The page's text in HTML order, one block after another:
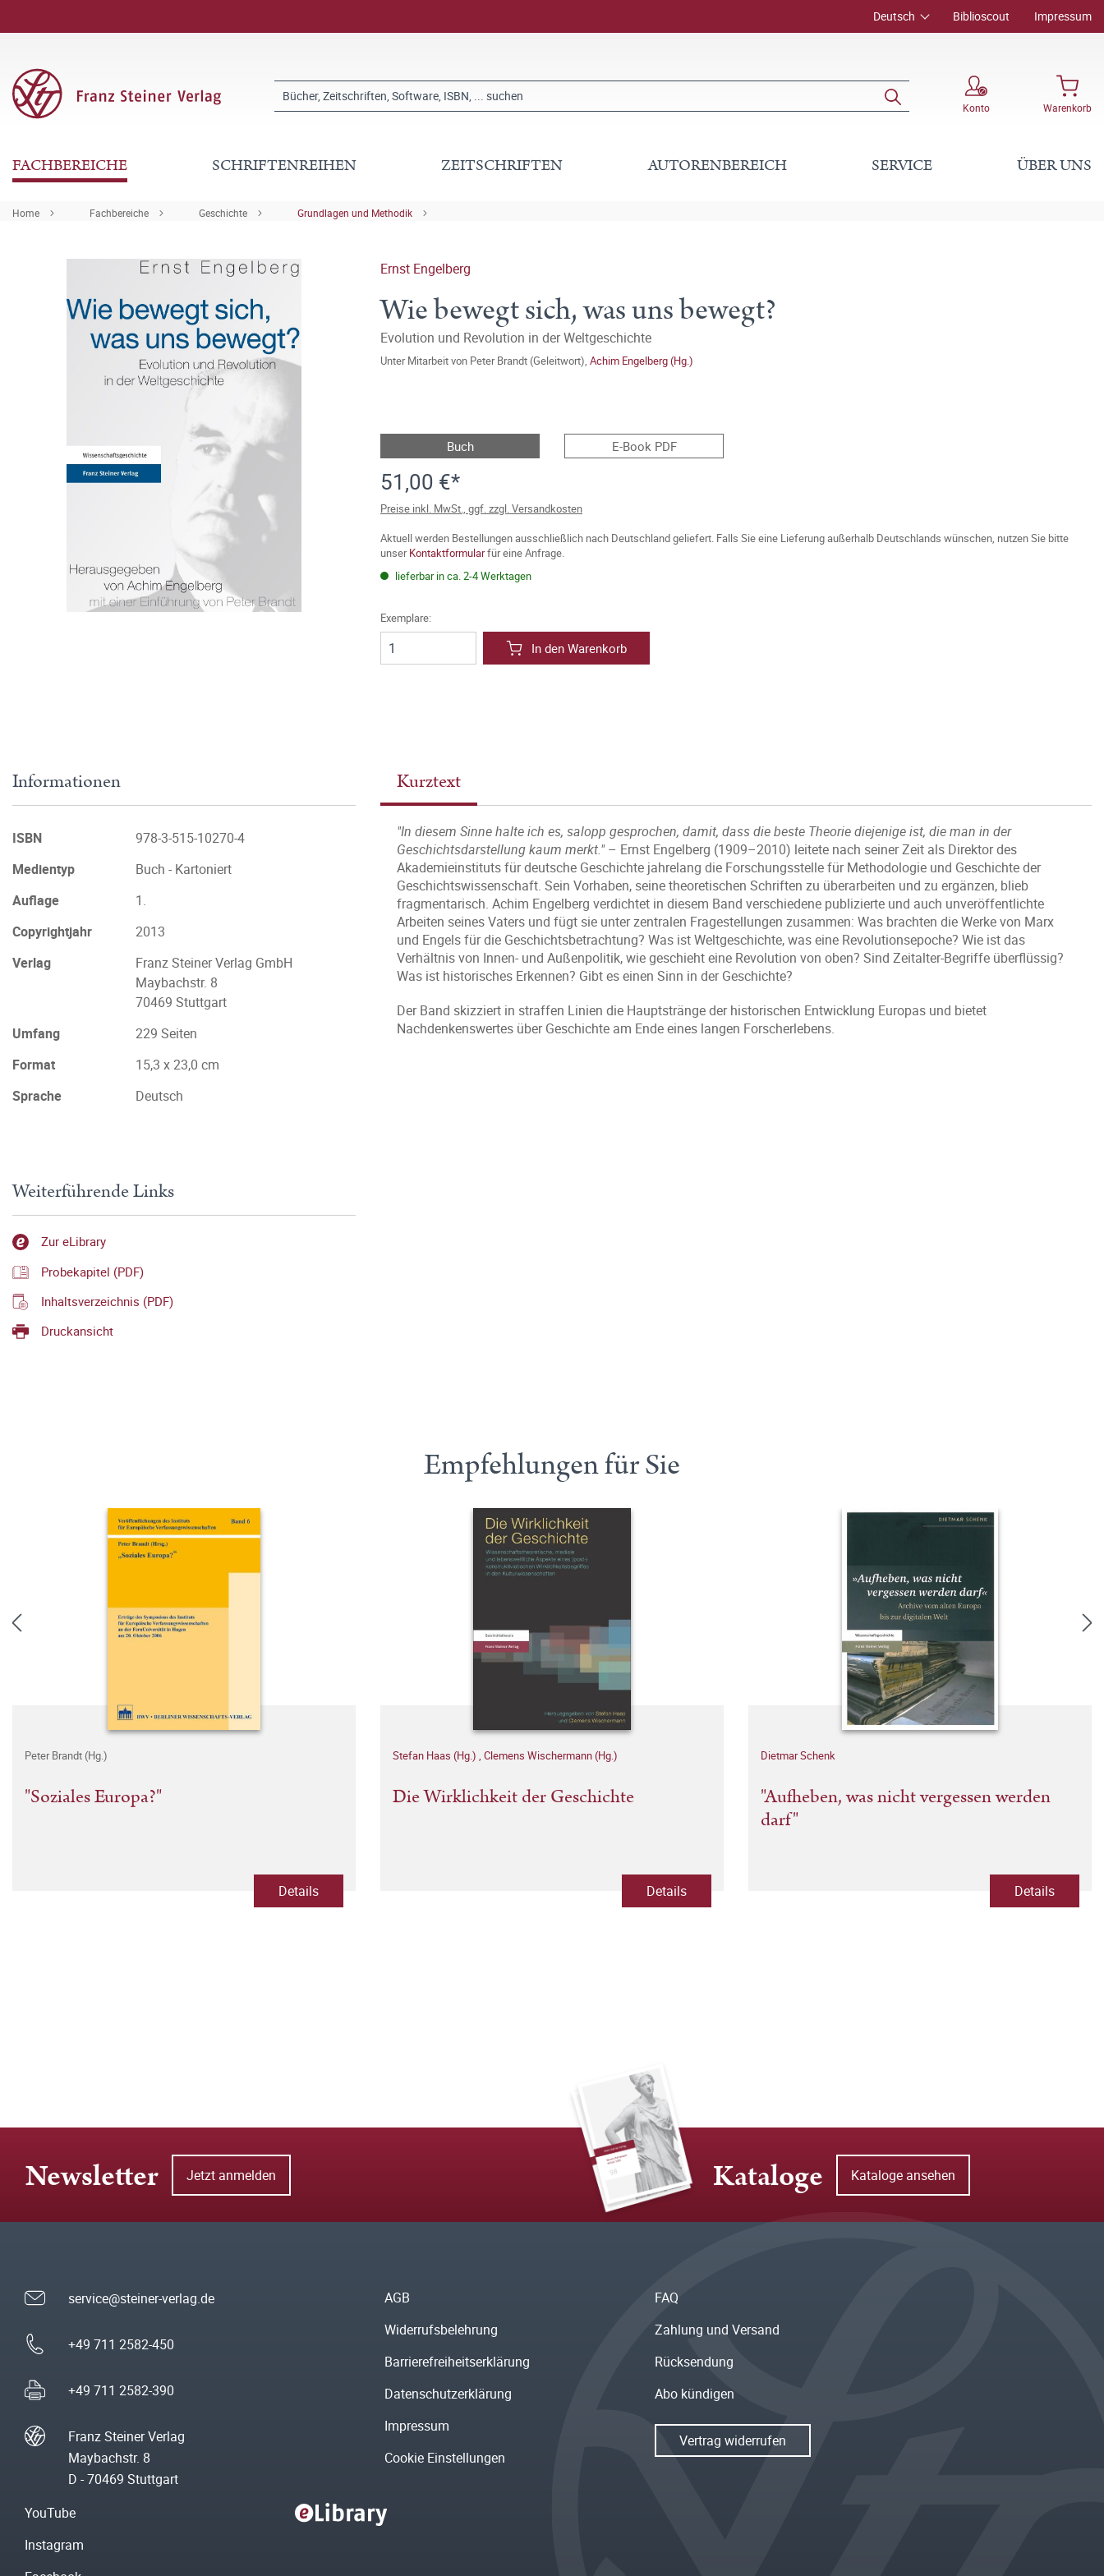
Deutsch Biblioscout Impressum
Konto Warenkorb
FACHBEREICHE SCHRIFTENREIHEN ZEITSCHRIFTEN AUTORENBEREICH SERVICE ÜBER UNS
Home Fachbereiche Geschichte Grundlagen und Methodik
Ernst Engelberg
Wie bewegt sich, was uns bewegt?
Evolution und Revolution in der Weltgeschichte
Unter Mitarbeit von Peter Brandt (Geleitwort), Achim Engelberg (Hg.)
Buch E-Book PDF
51,00 €*
Preise inkl. MwSt., ggf. zzgl. Versandkosten
Aktuell werden Bestellungen ausschließlich nach Deutschland geliefert. Falls Sie eine Lieferung außerhalb Deutschlands wünschen, nutzen Sie bitte
unserKontaktformularfür eine Anfrage.
lieferbar in ca. 2-4 Werktagen
Exemplare:
In den Warenkorb
Kurztext
"In diesem Sinne halte ich es, salopp gesprochen, damit, dass die beste Theorie diejenige ist, die man in der
Geschichtsdarstellung kaum merkt."– Ernst Engelberg (1909–2010) leitete nach seiner Zeit als Direktor des
Akademieinstituts für deutsche Geschichte jahrelang die Forschungsstelle für Methodologie und Geschichte der
Geschichtswissenschaft. Sein Vorhaben, seine theoretischen Schriften zu überarbeiten und zu ergänzen, blieb
fragmentarisch. Achim Engelberg verdichtet in diesem Band verschiedene publizierte und auch unveröffentlichte
Arbeiten seines Vaters und fügt sie unter zentralen Fragestellungen zusammen: Was brachten die Werke von Marx
und Engels für die Geschichtsbetrachtung? Was ist Weltgeschichte, was eine Revolutionsepoche? Wie ist das
Verhältnis von Innen- und Außenpolitik, wie geschieht eine Revolution von oben? Sind Zeitalter-Begriffe überflüssig?
Was ist historisches Erkennen? Gibt es einen Sinn in der Geschichte?
Der Band skizziert in straffen Linien die Hauptstränge der historischen Entwicklung Europas und bietet
Nachdenkenswertes über Geschichte am Ende eines langen Forscherlebens.
Informationen
ISBN
978-3-515-10270-4
Medientyp
Buch - Kartoniert
Auflage
1.
Copyrightjahr
2013
Verlag
Franz Steiner Verlag GmbH
Maybachstr. 8
70469 Stuttgart
Umfang
229 Seiten
Format
15,3 x 23,0 cm
Sprache
Deutsch
Weiterführende Links
Zur eLibrary
Probekapitel (PDF)
Inhaltsverzeichnis (PDF)
Druckansicht
Empfehlungen für Sie
Peter Brandt (Hg.)
"Soziales Europa?"
Details
Stefan Haas (Hg.) , Clemens Wischermann (Hg.)
Die Wirklichkeit der Geschichte
Details
Dietmar Schenk
"Aufheben, was nicht vergessen werden
darf"
Details
Newsletter Jetzt anmelden Kataloge Kataloge ansehen
service@steiner-verlag.de
+49 711 2582-450
+49 711 2582-390
Franz Steiner Verlag
Maybachstr. 8
D - 70469 Stuttgart
AGB
Widerrufsbelehrung
Barrierefreiheitserklärung
Datenschutzerklärung
Impressum
Cookie Einstellungen
FAQ
Zahlung und Versand
Rücksendung
Abo kündigen
Vertrag widerrufen
YouTube
Instagram